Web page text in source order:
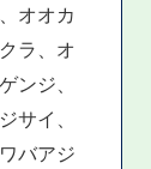
オオカ
ラ、オ
ンジ、
サイ、
バアジ